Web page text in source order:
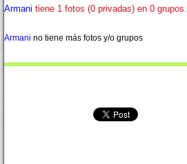
Armani tiene 1 fotos (0 privadas) en 0 grupos.
Armani no tiene más fotos y/o grupos